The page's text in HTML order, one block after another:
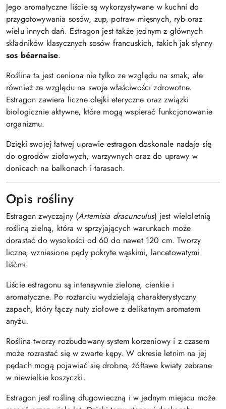
Jego aromatyczne liście są wykorzystywane w kuchni do
przygotowywania sosów, zup, potraw mięsnych, ryb oraz
wielu innych dań. Estragon jest także jednym z głównych
składników klasycznych sosów francuskich, takich jak słynny
sos béarnaise.
Roślina ta jest ceniona nie tylko ze względu na smak, ale
również ze względu na swoje właściwości zdrowotne.
Estragon zawiera liczne olejki eteryczne oraz związki
biologicznie aktywne, które mogą wspierać funkcjonowanie
organizmu.
Dzięki swojej łatwej uprawie estragon doskonale nadaje się
do ogrodów ziołowych, warzywnych oraz do uprawy w
donicach na balkonach i tarasach.
Opis rośliny
Estragon zwyczajny (Artemisia dracunculus) jest wieloletnią
rośliną zielną, która w sprzyjających warunkach może
dorastać do wysokości od 60 do nawet 120 cm. Tworzy
liczne, wzniesione pędy pokryte wąskimi, lancetowatymi
liśćmi.
Liście estragonu są intensywnie zielone, cienkie i
aromatyczne. Po roztarciu wydzielają charakterystyczny
zapach, który łączy nuty ziołowe z delikatnym aromatem
anyżu.
Roślina tworzy rozbudowany system korzeniowy i z czasem
może rozrastać się w zwarte kępy. W okresie letnim na jej
pędach mogą pojawiać się drobne, żółtawe kwiaty zebrane
w niewielkie koszyczki.
Estragon jest rośliną długowieczną i w jednym miejscu może